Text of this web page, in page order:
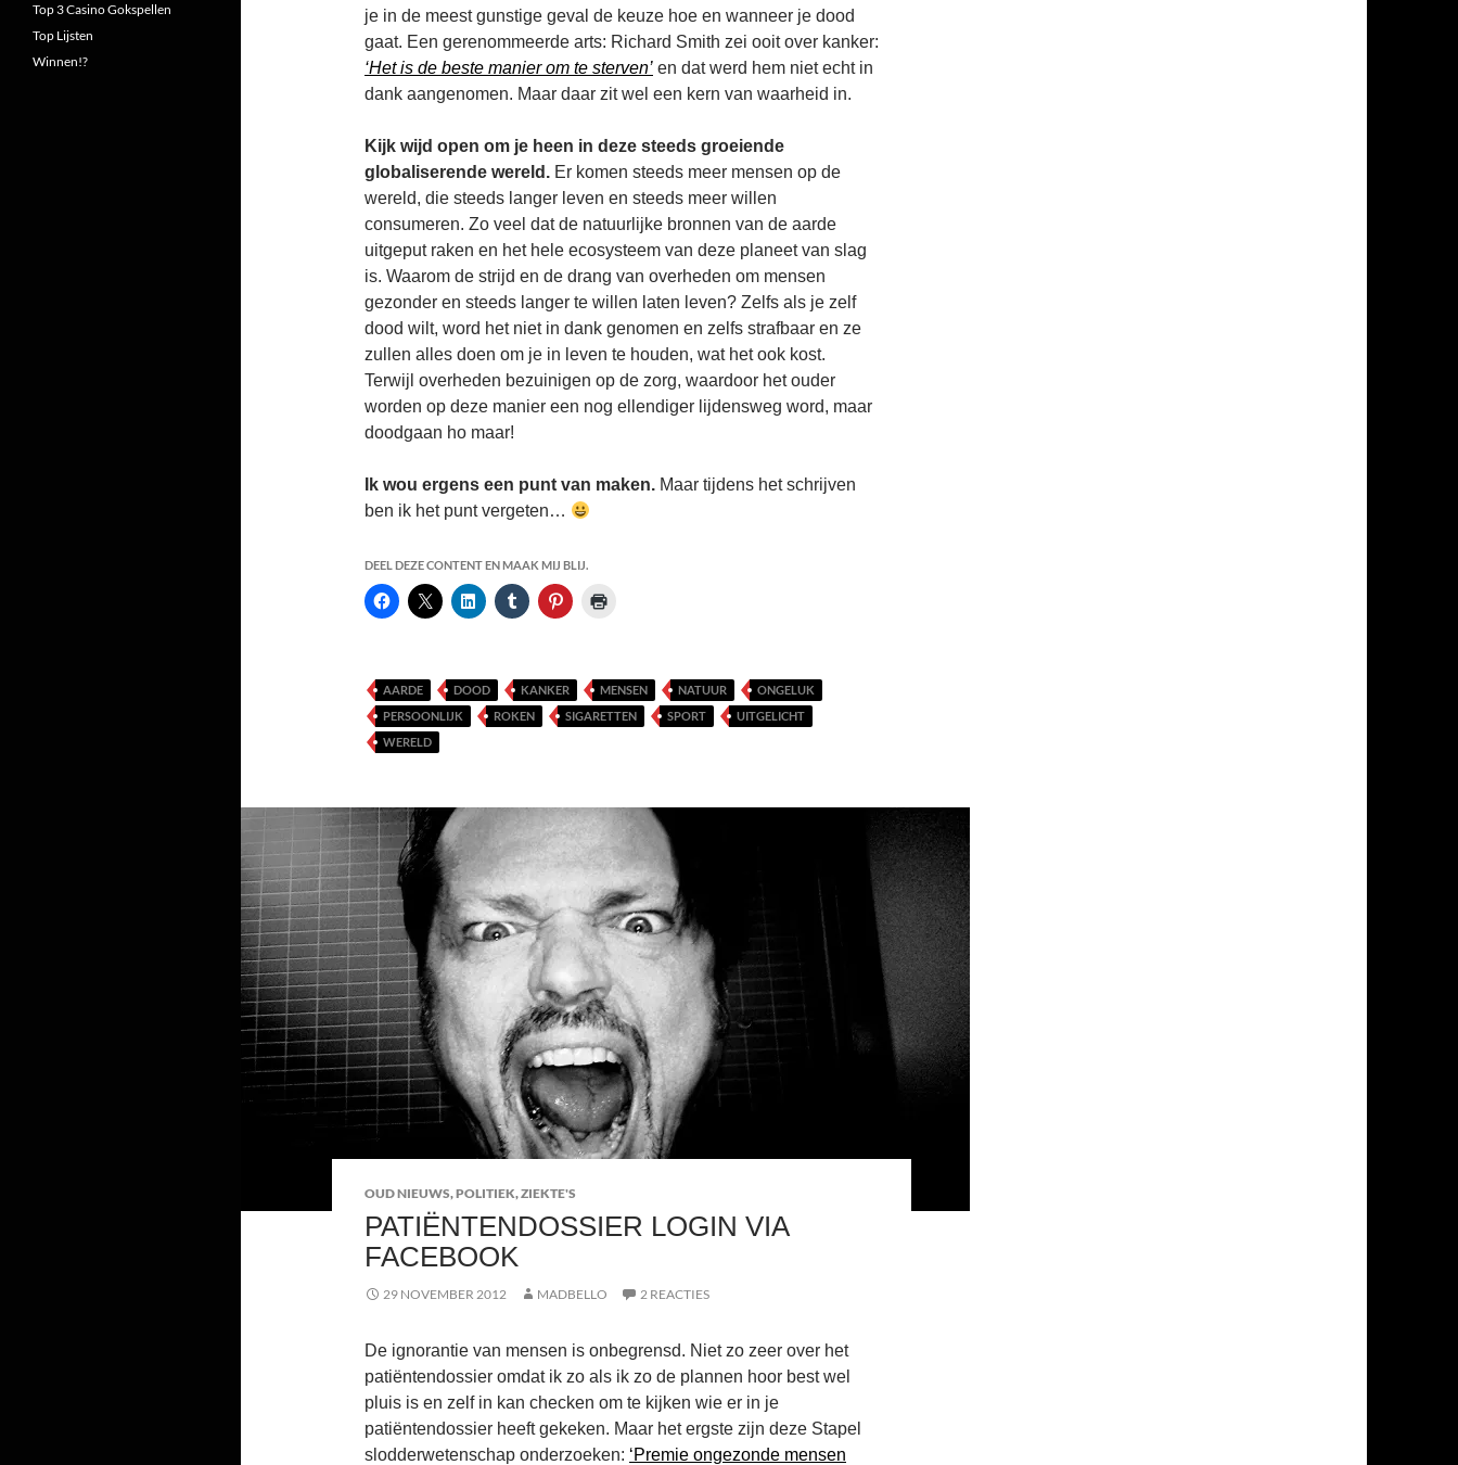
je in de meest gunstige geval de keuze hoe en wanneer je dood
gaat. Een gerenommeerde arts: Richard Smith zei ooit over kanker:
‘Het is de beste manier om te sterven’ en dat werd hem niet echt in
dank aangenomen. Maar daar zit wel een kern van waarheid in.
Kijk wijd open om je heen in deze steeds groeiende
globaliserende wereld. Er komen steeds meer mensen op de
wereld, die steeds langer leven en steeds meer willen
consumeren. Zo veel dat de natuurlijke bronnen van de aarde
uitgeput raken en het hele ecosysteem van deze planeet van slag
is. Waarom de strijd en de drang van overheden om mensen
gezonder en steeds langer te willen laten leven? Zelfs als je zelf
dood wilt, word het niet in dank genomen en zelfs strafbaar en ze
zullen alles doen om je in leven te houden, wat het ook kost.
Terwijl overheden bezuinigen op de zorg, waardoor het ouder
worden op deze manier een nog ellendiger lijdensweg word, maar
doodgaan ho maar!
Ik wou ergens een punt van maken. Maar tijdens het schrijven
ben ik het punt vergeten…
DEEL DEZE CONTENT EN MAAK MIJ BLIJ.
AARDE DOOD KANKER MENSEN NATUUR
ONGELUK
PERSOONLIJK
ROKEN SIGARETTEN SPORT
UITGELICHT
WERELD
OUD NIEUWS,POLITIEK,ZIEKTE'S
PATIËNTENDOSSIER LOGIN VIA
FACEBOOK
29 NOVEMBER 2012 MADBELLO 2 REACTIES
De ignorantie van mensen is onbegrensd. Niet zo zeer over het
patiëntendossier omdat ik zo als ik zo de plannen hoor best wel
pluis is en zelf in kan checken om te kijken wie er in je
patiëntendossier heeft gekeken. Maar het ergste zijn deze Stapel
slodderwetenschap onderzoeken: ‘Premie ongezonde mensen
Top 3 Casino Gokspellen
Top Lijsten
Winnen!?